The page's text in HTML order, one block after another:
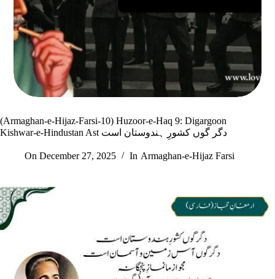
(Armaghan-e-Hijaz-Farsi-10) Huzoor-e-Haq 9: Digargoon
On December 27, 2025 In Armaghan-e-Hijaz Farsi